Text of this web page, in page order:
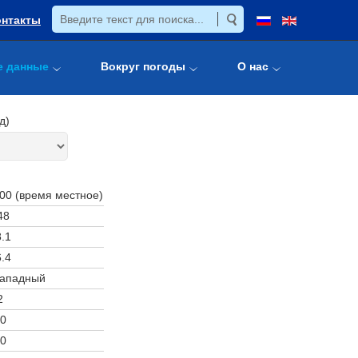
данные Вокруг погоды О нас
(время местное)